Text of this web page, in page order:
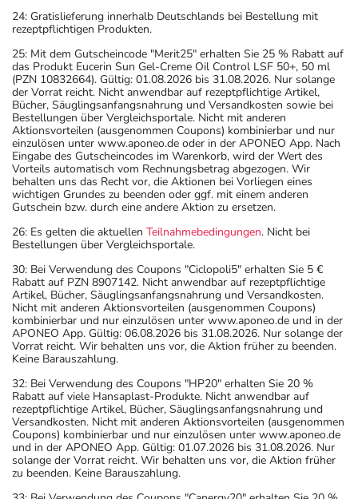
24: Gratislieferung innerhalb Deutschlands bei Bestellung mit
rezeptpflichtigen Produkten.
25: Mit dem Gutscheincode "Merit25" erhalten Sie 25 % Rabatt auf
das Produkt Eucerin Sun Gel-Creme Oil Control LSF 50+, 50 ml
(PZN 10832664). Gültig: 01.08.2026 bis 31.08.2026. Nur solange
der Vorrat reicht. Nicht anwendbar auf rezeptpflichtige Artikel,
Bücher, Säuglingsanfangsnahrung und Versandkosten sowie bei
Bestellungen über Vergleichsportale. Nicht mit anderen
Aktionsvorteilen (ausgenommen Coupons) kombinierbar und nur
einzulösen unter www.aponeo.de oder in der APONEO App. Nach
Eingabe des Gutscheincodes im Warenkorb, wird der Wert des
Vorteils automatisch vom Rechnungsbetrag abgezogen. Wir
behalten uns das Recht vor, die Aktionen bei Vorliegen eines
wichtigen Grundes zu beenden oder ggf. mit einem anderen
Gutschein bzw. durch eine andere Aktion zu ersetzen.
26: Es gelten die aktuellen Teilnahmebedingungen. Nicht bei
Bestellungen über Vergleichsportale.
30: Bei Verwendung des Coupons "Ciclopoli5" erhalten Sie 5 €
Rabatt auf PZN 8907142. Nicht anwendbar auf rezeptpflichtige
Artikel, Bücher, Säuglingsanfangsnahrung und Versandkosten.
Nicht mit anderen Aktionsvorteilen (ausgenommen Coupons)
kombinierbar und nur einzulösen unter www.aponeo.de und in der
APONEO App. Gültig: 06.08.2026 bis 31.08.2026. Nur solange der
Vorrat reicht. Wir behalten uns vor, die Aktion früher zu beenden.
Keine Barauszahlung.
32: Bei Verwendung des Coupons "HP20" erhalten Sie 20 %
Rabatt auf viele Hansaplast-Produkte. Nicht anwendbar auf
rezeptpflichtige Artikel, Bücher, Säuglingsanfangsnahrung und
Versandkosten. Nicht mit anderen Aktionsvorteilen (ausgenommen
Coupons) kombinierbar und nur einzulösen unter www.aponeo.de
und in der APONEO App. Gültig: 01.07.2026 bis 31.08.2026. Nur
solange der Vorrat reicht. Wir behalten uns vor, die Aktion früher
zu beenden. Keine Barauszahlung.